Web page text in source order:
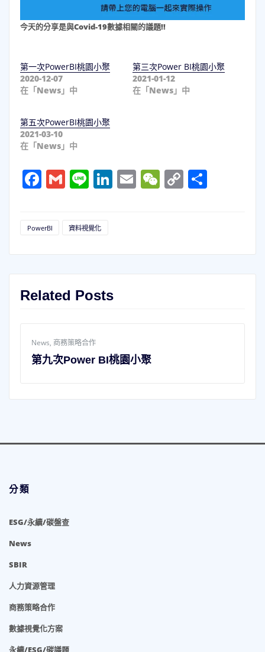
今天的分享是與Covid-19數據相關的議題!!
第一次PowerBI桃園小聚
2020-12-07
在「News」中
第三次Power BI桃園小聚
2021-01-12
在「News」中
第五次PowerBI桃園小聚
2021-03-10
在「News」中
Facebook
Gmail
LineLinkedIn
Email
WeChat
Copy
分
PowerBI 資料視覺化
Related Posts
News,商務策略合作
第九次Power BI桃園小聚
分類
ESG/永續/碳盤查
News
SBIR
人力資源管理
商務策略合作
數據視覺化方案
永續/ESG/碳議題